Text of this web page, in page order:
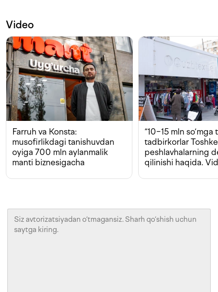
Video
Farruh va Konsta:
musofirlikdagi tanishuvdan
oyiga 700 mln aylanmalik
manti biznesigacha
“10−15 mln so‘mga
tadbirkorlar
peshlavhalarning
qilinishi haqida.